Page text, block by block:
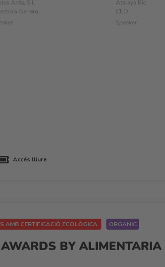
Anta, S.L.
General
Atalaya Bio
CEO
Speaker
Accés lliure
AMB CERTIFICACIÓ ECOLÒGICA ORGANIC
BY ALIMENTARIA